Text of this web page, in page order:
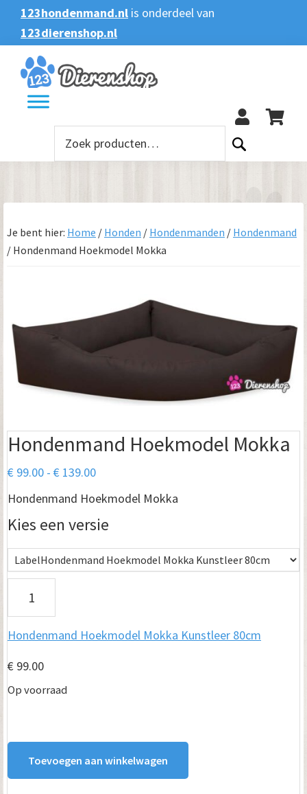
Spring
naar
de
hoofdnavigatie
Door
naar
de
hoofd
inhoud
Spring
naar
de
voettekst
123hondenmand.nl is onderdeel van
123dierenshop.nl
Zoeken
Zoeken
naar:
Je bent hier: Home / Honden / Hondenmanden / Hondenmand
/ Hondenmand Hoekmodel Mokka
Hondenmand Hoekmodel Mokka
€ 99.00 - € 139.00Prijsklasse:
€ 99.00
€ 139.00
Hondenmand Hoekmodel Mokka
Kies een versie
o
n
d
e
m
Hondenmand Hoekmodel Mokka Kunstleer 80cm
€ 99.00
Op voorraad
Toevoegen aan winkelwagen